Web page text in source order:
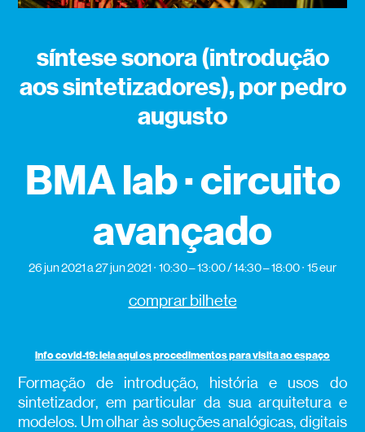
síntese sonora (introdução
aos sintetizadores), por pedro
augusto
BMA lab · circuito
avançado
26 jun 2021a 27 jun 2021 10:30 – 13:00 / 14:30 – 18:00 15 eur
comprar bilhete
info covid-19: leia aqui os procedimentos para visita ao espaço
Formação de introdução, história e usos do
sintetizador, em particular da sua arquitetura e
modelos. Um olhar às soluções analógicas, digitais